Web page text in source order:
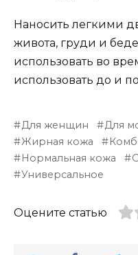
Наносить легкими
живота, груди и
использовать во
использовать до и
Для женщин
Для
Жирная кожа
Нормальная кожа
Универсальное
Оцените статью